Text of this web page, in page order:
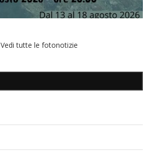
Vedi tutte le fotonotizie